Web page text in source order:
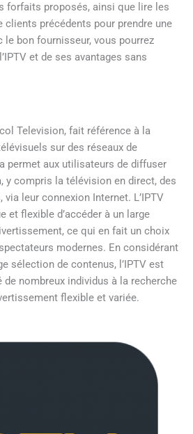
forfaits proposés, ainsi que lire les
clients précédents pour prendre une
le bon fournisseur, vous pourrez
et de ses avantages sans
Television, fait référence à la
sur des réseaux de
permet aux utilisateurs de diffuser
y compris la télévision en direct, des
leur connexion Internet. L’IPTV
et flexible d’accéder à un large
ce qui en fait un choix
modernes. En considérant
sélection de contenus, l’IPTV est
de nombreux individus à la recherche
flexible et variée.